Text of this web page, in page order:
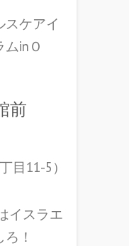
ケアイ
ムinＯ
前
目11-5）
イスラエ
！